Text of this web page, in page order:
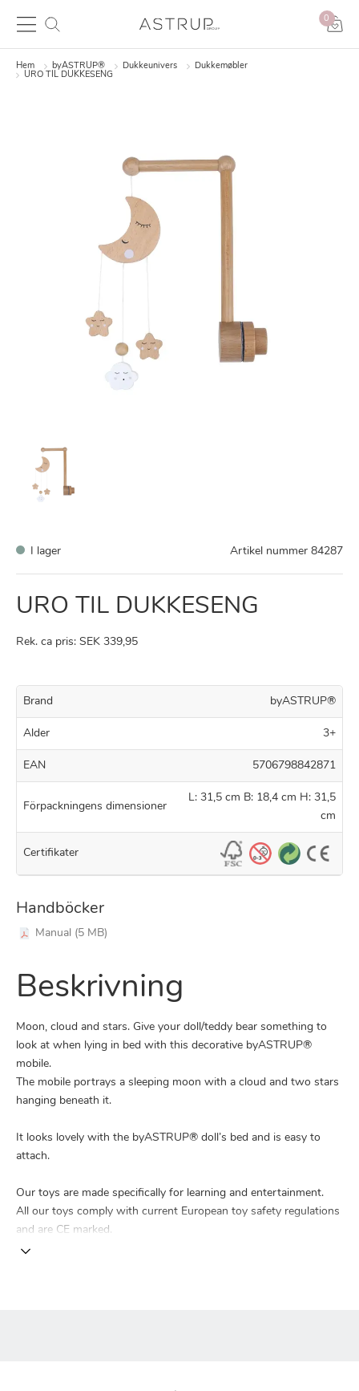
0
Hem byASTRUP® Dukkeunivers
Dukkemøbler
URO TIL DUKKESENG
I lager Artikel nummer 84287
URO TIL DUKKESENG
Rek. ca pris: SEK 339,95
Brand byASTRUP®
Alder 3+
EAN 5706798842871
Förpackningens dimensioner
L: 31,5 cm B: 18,4 cm H: 31,5
cm
Certifikater
Handböcker
Manual (5 MB)
Beskrivning
Moon, cloud and stars. Give your doll/teddy bear something to
look at when lying in bed with this decorative byASTRUP®
mobile.
The mobile portrays a sleeping moon with a cloud and two stars
hanging beneath it.
It looks lovely with the byASTRUP® doll’s bed and is easy to
attach.
Our toys are made specifically for learning and entertainment.
All our toys comply with current European toy safety regulations
and are CE marked.